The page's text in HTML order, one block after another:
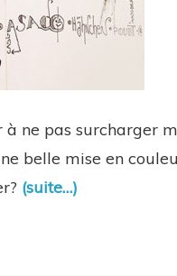
à ne pas surcharger
belle mise en
(suite…)